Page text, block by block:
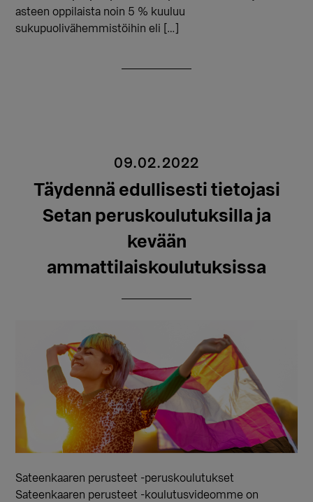
asteen oppilaista noin 5 % kuuluu
sukupuolivähemmistöihin eli […]
09.02.2022
Täydennä edullisesti tietojasi
Setan peruskoulutuksilla ja
kevään
ammattilaiskoulutuksissa
Sateenkaaren perusteet -peruskoulutukset
Sateenkaaren perusteet -koulutusvideomme on